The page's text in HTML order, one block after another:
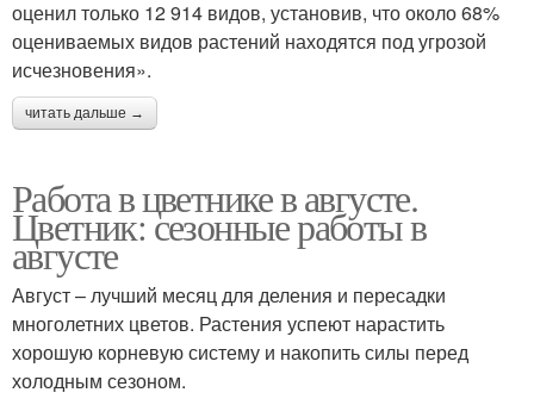
оценил только 12 914 видов, установив, что около 68%
оцениваемых видов растений находятся под угрозой
исчезновения».
читать дальше →
Работа в цветнике в августе.
Цветник: сезонные работы в
августе
Август – лучший месяц для деления и пересадки
многолетних цветов. Растения успеют нарастить
хорошую корневую систему и накопить силы перед
холодным сезоном.